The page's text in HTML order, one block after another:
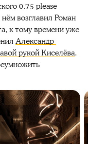
0.75 please
нём возглавил Роман
к тому времени уже
Александр
рукой Киселёва.